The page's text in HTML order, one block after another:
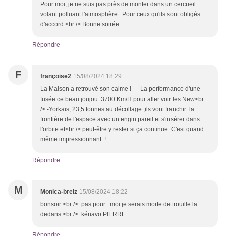
Pour moi, je ne suis pas près de monter dans un cercueil
volant polluant l'atmosphère . Pour ceux qu'ils sont obligés
d'accord.<br /> Bonne soirée ..
Répondre
F françoise2 15/08/2024 18:29
La Maison a retrouvé son calme ! La performance d'une
fusée ce beau joujou 3700 Km/H pour aller voir les New<br
/> -Yorkais, 23,5 tonnes au décollage ,ils vont franchir la
frontière de l'espace avec un engin pareil et s'insérer dans
l'orbite et<br /> peut-être y rester si ça continue C'est quand
même impressionnant !
Répondre
M Monica-breiz 15/08/2024 18:22
bonsoir <br /> pas pour moi je serais morte de trouille la
dedans <br /> kénavo PIERRE